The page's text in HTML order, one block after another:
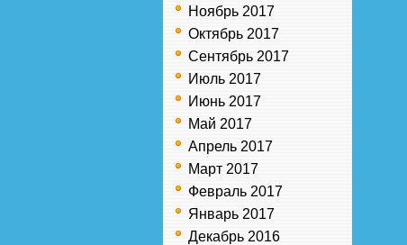
Ноябрь 2017
Октябрь 2017
Сентябрь 2017
Июль 2017
Июнь 2017
Май 2017
Апрель 2017
Март 2017
Февраль 2017
Январь 2017
Декабрь 2016